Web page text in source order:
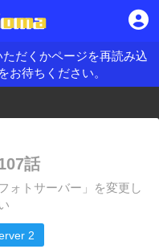
だくかページを再読み込
お待ちください。
話
ォトサーバー」を変更し
2